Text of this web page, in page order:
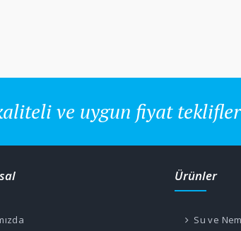
ve uygun fiyat
Ürünler
Su ve